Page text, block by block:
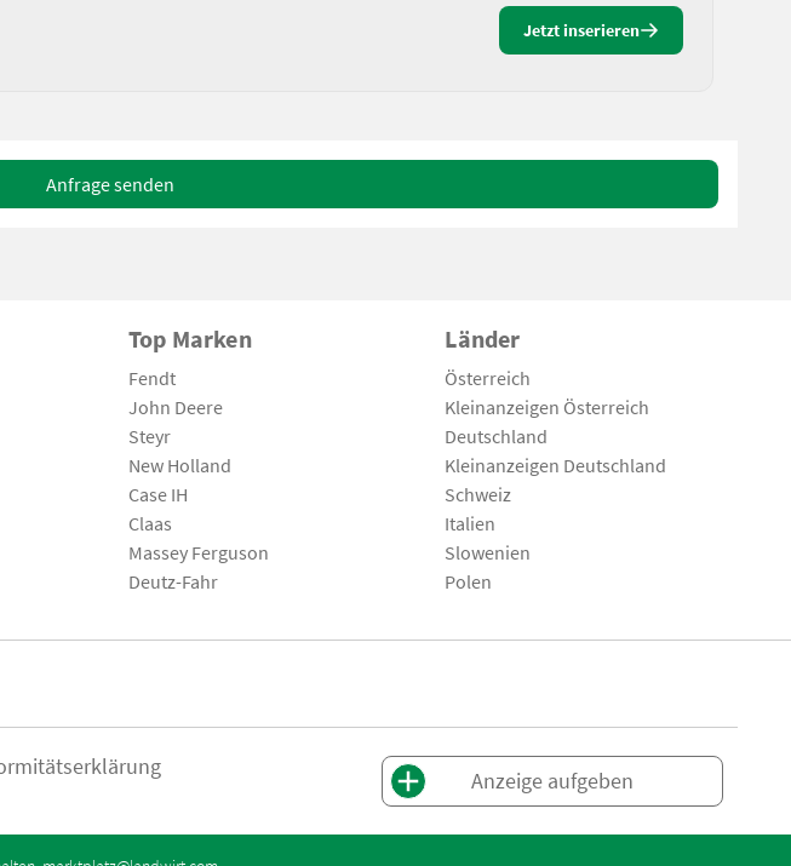
Jetzt inserieren
Anfrage senden
Top Marken
Fendt
John Deere
Steyr
New Holland
Case IH
Claas
Massey Ferguson
Deutz-Fahr
Länder
Österreich
Kleinanzeigen Österreich
Deutschland
Kleinanzeigen Deutschland
Schweiz
Italien
Slowenien
Polen
Anzeige aufgeben